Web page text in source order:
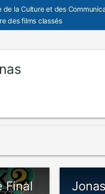
de la Culture et des
des films classés
Final